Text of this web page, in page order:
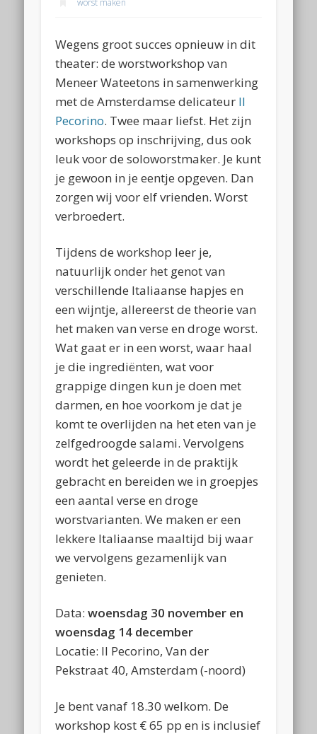
Wegens groot succes opnieuw in dit
theater: de worstworkshop van
Meneer Wateetons in samenwerking
met de Amsterdamse delicateur Il
Pecorino. Twee maar liefst. Het zijn
workshops op inschrijving, dus ook
leuk voor de soloworstmaker. Je kunt
je gewoon in je eentje opgeven. Dan
zorgen wij voor elf vrienden. Worst
verbroedert.
Tijdens de workshop leer je,
natuurlijk onder het genot van
verschillende Italiaanse hapjes en
een wijntje, allereerst de theorie van
het maken van verse en droge worst.
Wat gaat er in een worst, waar haal
je die ingrediënten, wat voor
grappige dingen kun je doen met
darmen, en hoe voorkom je dat je
komt te overlijden na het eten van je
zelfgedroogde salami. Vervolgens
wordt het geleerde in de praktijk
gebracht en bereiden we in groepjes
een aantal verse en droge
worstvarianten. We maken er een
lekkere Italiaanse maaltijd bij waar
we vervolgens gezamenlijk van
genieten.
Data:woensdag 30 november en
woensdag 14 december
Locatie: Il Pecorino, Van der
Pekstraat 40, Amsterdam (-noord)
Je bent vanaf 18.30 welkom. De
workshop kost € 65 pp en is inclusief